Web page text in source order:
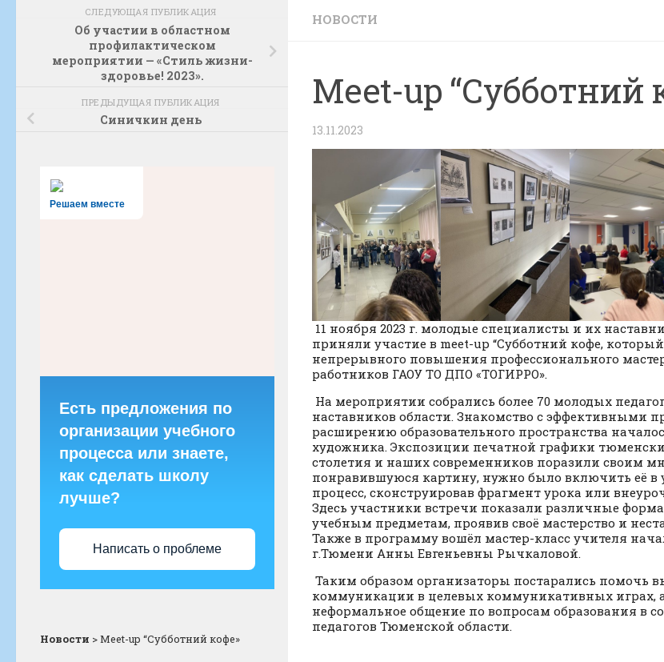
НОВОСТИ
Meet-up “Субботний
13.11.2023
11 ноября 2023 г. молодые специалисты и их
приняли участие в meet-up “Субботний кофе,
непрерывного повышения профессионального
работников ГАОУ ТО ДПО «ТОГИРРО».
На мероприятии собрались более 70 молодых
наставников области. Знакомство с эффективными
расширению образовательного пространства
художника. Экспозиции печатной графики
столетия и наших современников поразили своим
понравившуюся картину, нужно было включить её в
процесс, сконструировав фрагмент урока или
Здесь участники встречи показали различные
учебным предметам, проявив своё мастерство и
Также в программу вошёл мастер-класс учителя
г.Тюмени Анны Евгеньевны Рычкаловой.
Таким образом организаторы постарались помочь
коммуникации в целевых коммуникативных играх,
неформальное общение по вопросам образования в
педагогов Тюменской области.
СЛЕДУЮЩАЯ ПУБЛИКАЦИЯ
Об участии в областном
профилактическом
мероприятии — «Стиль жизни-
здоровье! 2023».
ПРЕДЫДУЩАЯ ПУБЛИКАЦИЯ
Синичкин день
Решаем вместе
Есть предложения по
организации учебного
процесса или знаете,
как сделать школу
лучше?
Написать о проблеме
Новости >Meet-up “Субботний кофе»